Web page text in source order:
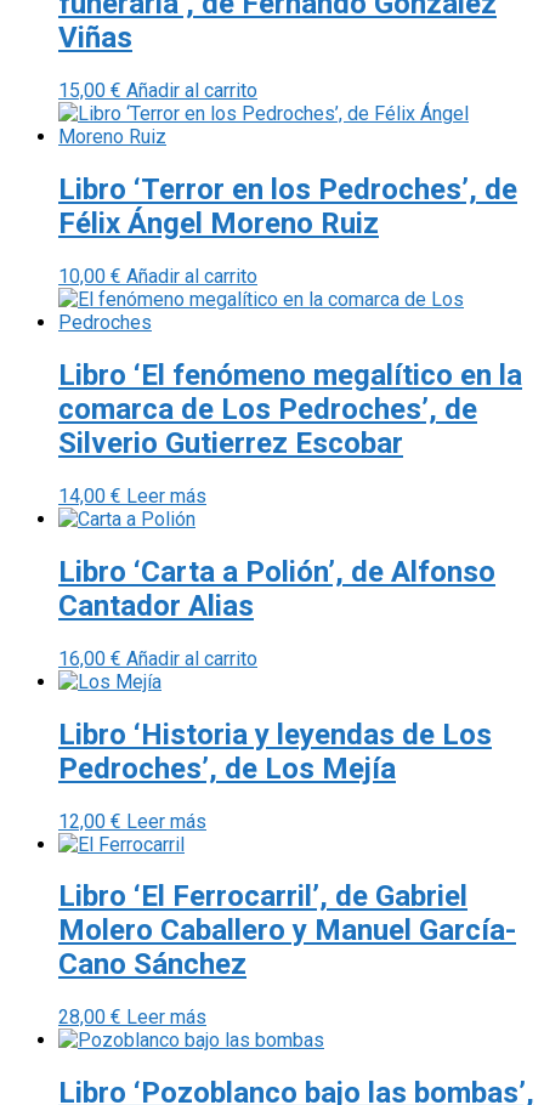
Viñas
15,00 € Añadir al carrito
Libro ‘Terror en los Pedroches’, de
Félix Ángel Moreno Ruiz
10,00 € Añadir al carrito
Libro ‘El fenómeno megalítico en la
comarca de Los Pedroches’, de
Silverio Gutierrez Escobar
14,00 € Leer más
Libro ‘Carta a Polión’, de Alfonso
Cantador Alias
16,00 € Añadir al carrito
Libro ‘Historia y leyendas de Los
Pedroches’, de Los Mejía
12,00 € Leer más
Libro ‘El Ferrocarril’, de Gabriel
Molero Caballero y Manuel García-
Cano Sánchez
28,00 € Leer más
Libro ‘Pozoblanco bajo las bombas’,